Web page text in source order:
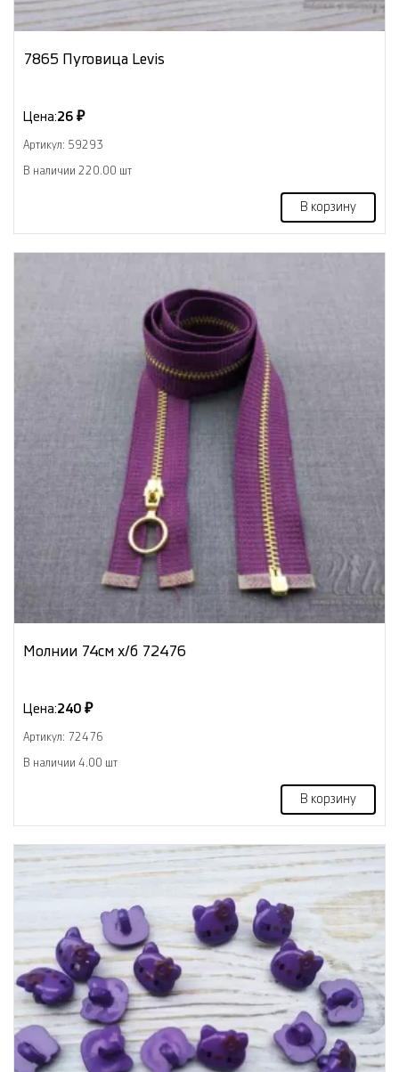
7865 Пуговица Levis
Цена:26 ₽
Артикул: 59293
В наличии 220.00 шт
В корзину
Молнии 74см х/б 72476
Цена:240 ₽
Артикул: 72476
В наличии 4.00 шт
В корзину